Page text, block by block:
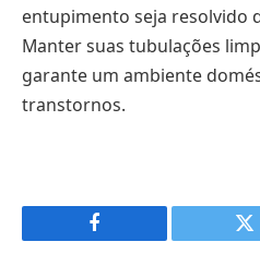
entupimento seja resolvido
Manter suas tubulações
garante um ambiente
transtornos.
Facebook
X